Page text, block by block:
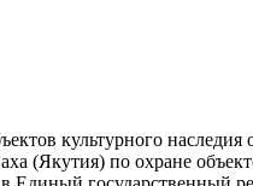
культурного
(Якутия) по охране